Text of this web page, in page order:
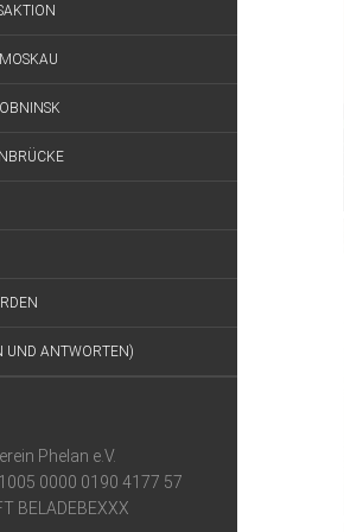
UND ANTWORTEN)
Phelan e.V.
0000 0190 4177 57
BELADEBEXXX